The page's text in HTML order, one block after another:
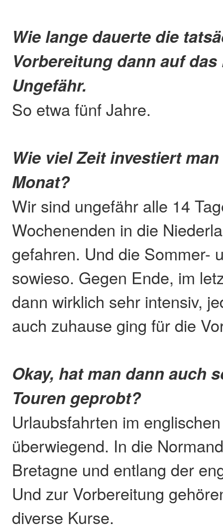
Wie lange dauerte die
Vorbereitung dann auf
Ungefähr.
So etwa fünf Jahre.
Wie viel Zeit investiert
Monat?
Wir sind ungefähr alle 14
Wochenenden in die
gefahren. Und die Sommer-
sowieso. Gegen Ende, im
dann wirklich sehr intensiv,
auch zuhause ging für die
Okay, hat man dann auch
Touren geprobt?
Urlaubsfahrten im
überwiegend. In die
Bretagne und entlang der
Und zur Vorbereitung
diverse Kurse.